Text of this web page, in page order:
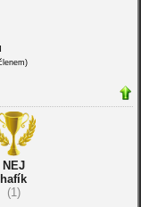
NEJ
hafík
(1)